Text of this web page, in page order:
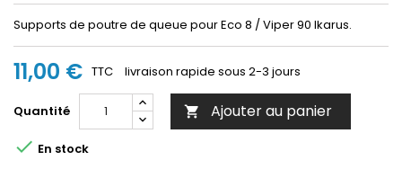
Supports de poutre de queue pour Eco 8 / Viper 90 Ikarus.
11,00 € TTC livraison rapide sous 2-3 jours
Quantité  Ajouter au panier
 En stock